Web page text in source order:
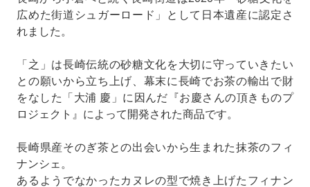
広めた街道シュガーロード」として日本遺産に認定さ
れました。
「之」は長崎伝統の砂糖文化を大切に守っていきたい
との願いから立ち上げ、幕末に長崎でお茶の輸出で財
をなした「大浦 慶」に因んだ『お慶さんの頂きものプ
ロジェクト』によって開発された商品です。
長崎県産そのぎ茶との出会いから生まれた抹茶のフィ
ナンシェ。
あるようでなかったカヌレの型で焼き上げたフィナン